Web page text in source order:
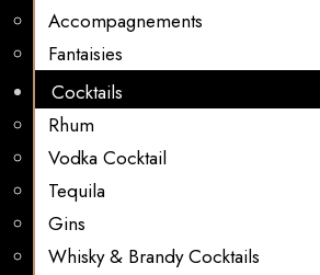
Accompagnements
Fantaisies
Cocktails
Rhum
Vodka Cocktail
Tequila
Gins
Whisky & Brandy Cocktails